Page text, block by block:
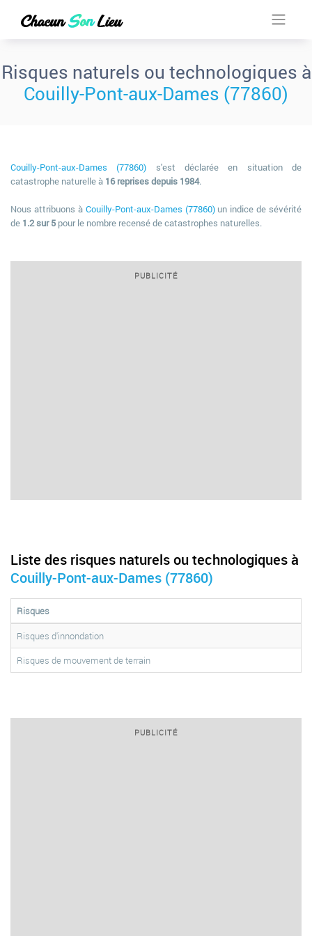
Risques naturels ou technologiques à
Couilly-Pont-aux-Dames (77860)
Couilly-Pont-aux-Dames (77860) s'est déclarée en situation de
catastrophe naturelle à 16 reprises depuis 1984.
Nous attribuons à Couilly-Pont-aux-Dames (77860)un indice de sévérité
de 1.2 sur 5 pour le nombre recensé de catastrophes naturelles.
PUBLICITÉ
Liste des risques naturels ou technologiques à
Couilly-Pont-aux-Dames (77860)
Risques
Risques d'innondation
Risques de mouvement de terrain
PUBLICITÉ